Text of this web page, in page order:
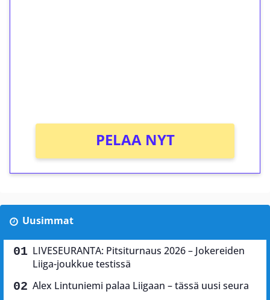
PELAA NYT
Uusimmat
LIVESEURANTA: Pitsiturnaus 2026 – Jokereiden
Liiga-joukkue testissä
Alex Lintuniemi palaa Liigaan – tässä uusi seura